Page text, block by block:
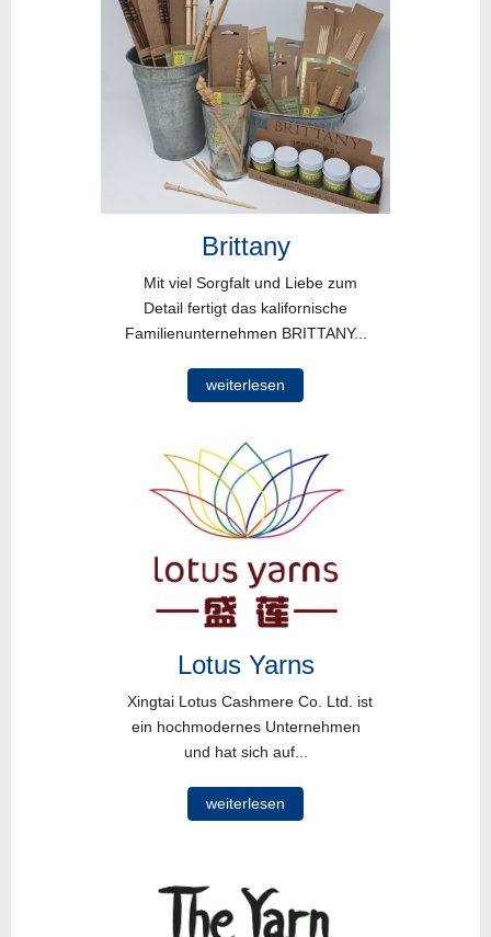
Brittany
Mit viel Sorgfalt und Liebe zum
Detail fertigt das kalifornische
Familienunternehmen BRITTANY...
weiterlesen
Lotus Yarns
Xingtai Lotus Cashmere Co. Ltd. ist
ein hochmodernes Unternehmen
und hat sich auf...
weiterlesen